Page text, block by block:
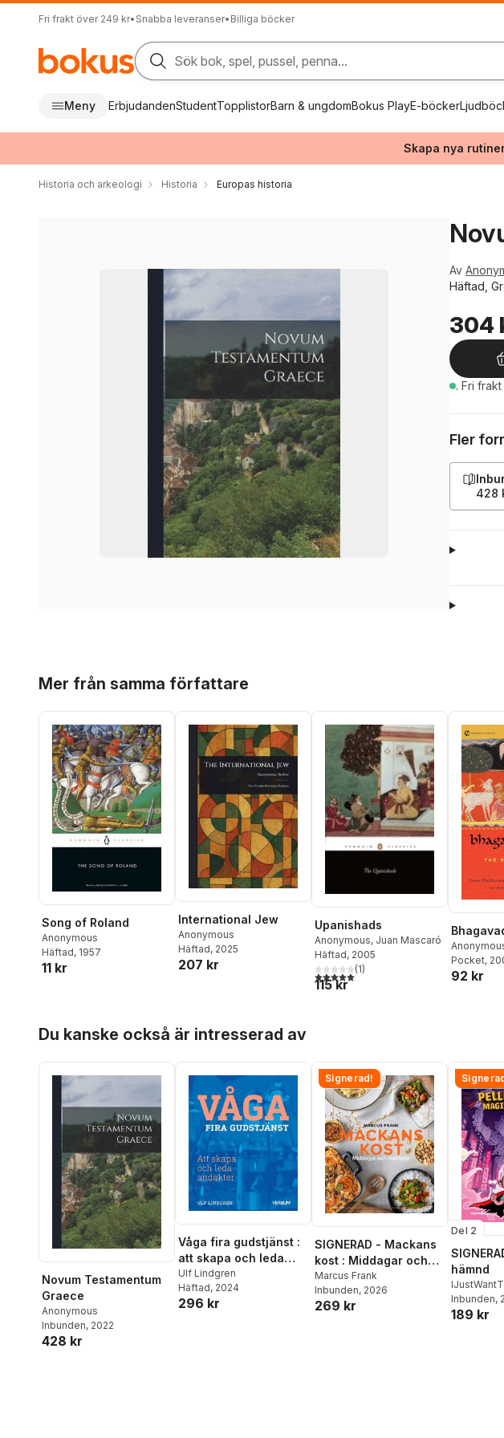
Fri frakt över 249 kr• Snabba leveranser• Billiga böcker
Sök bok, spel, pussel, penna...
Meny ErbjudandenStudentTopplistorBarn & ungdomBokus PlayE-böcker
Skapa nya
Historia och arkeologi Historia Europas historia
Av
Häftad,
304
. Fri
Fler
428
Mer från samma författare
Song of Roland
Anonymous
Häftad, 1957
11 kr
International Jew
Anonymous
Häftad, 2025
207 kr
Upanishads
Anonymous, Juan Mascaró
Häftad, 2005
5,0utav 5 stjärnor. Totalt antal röster:
(1)
115 kr
Pocket,
92 kr
Du kanske också är intresserad av
Novum Testamentum
Graece
Anonymous
Inbunden, 2022
428 kr
Våga fira gudstjänst :
att skapa och leda
andakter
Ulf Lindgren
Häftad, 2024
296 kr
Signerad!
SIGNERAD - Mackans
kost : Middagar och
matlådor
Marcus Frank
Inbunden, 2026
269 kr
Del 2
hämnd
Adolphson
Beer ,
Inbunden,
189 kr